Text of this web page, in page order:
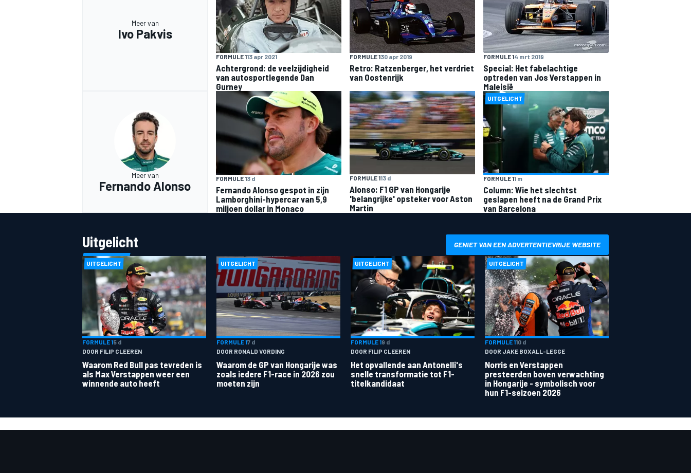
MEER RACEKLASSEN
Meer van
Ivo Pakvis
FORMULE 113 apr 2021
Achtergrond: de veelzijdigheid
van autosportlegende Dan
Gurney
FORMULE 130 apr 2019
Retro: Ratzenberger, het verdriet
van Oostenrijk
FORMULE 14 mrt 2019
Special: Het fabelachtige
optreden van Jos Verstappen in
Maleisië
Meer van
Fernando Alonso
FORMULE 13 d
Fernando Alonso gespot in zijn
Lamborghini-hypercar van 5,9
miljoen dollar in Monaco
FORMULE 113 d
Alonso: F1 GP van Hongarije
'belangrijke' opsteker voor Aston
Martin
UITGELICHT
FORMULE 11 m
Column: Wie het slechtst
geslapen heeft na de Grand Prix
van Barcelona
Uitgelicht GENIET VAN EEN ADVERTENTIEVRIJE WEBSITE
UITGELICHT
FORMULE 15 d
DOOR FILIP CLEEREN
Waarom Red Bull pas tevreden is
als Max Verstappen weer een
winnende auto heeft
UITGELICHT
FORMULE 17 d
DOOR RONALD VORDING
Waarom de GP van Hongarije was
zoals iedere F1-race in 2026 zou
moeten zijn
UITGELICHT
FORMULE 19 d
DOOR FILIP CLEEREN
Het opvallende aan Antonelli's
snelle transformatie tot F1-
titelkandidaat
UITGELICHT
FORMULE 110 d
DOOR JAKE BOXALL-LEGGE
Norris en Verstappen
presteerden boven verwachting
in Hongarije - symbolisch voor
hun F1-seizoen 2026